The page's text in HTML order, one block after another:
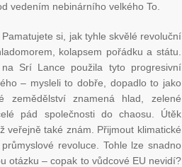
vedením nebinárního velkého To.
si, jak tyhle skvělé revoluční
kolapsem pořádku a státu.
Srí Lance použila tyto progresivní
– mysleli to dobře, dopadlo to jako
zemědělství znamená hlad, zelené
pád společnosti do chaosu. Útěk
veřejně také znám. Přijmout klimatické
revoluce. Tohle lze snadno
otázku – copak to vůdcové EU nevidí?